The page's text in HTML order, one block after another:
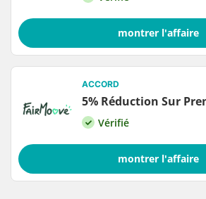
montrer l'affaire
ACCORD
5% Réduction Sur
Vérifié
montrer l'affaire